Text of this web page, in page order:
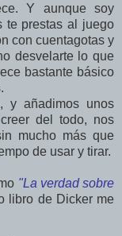
Y aunque soy
te prestas al juego
con cuentagotas y
desvelarte lo que
bastante básico
y añadimos unos
del todo, nos
mucho más que
de usar y tirar.
"La verdad sobre
libro de Dicker me